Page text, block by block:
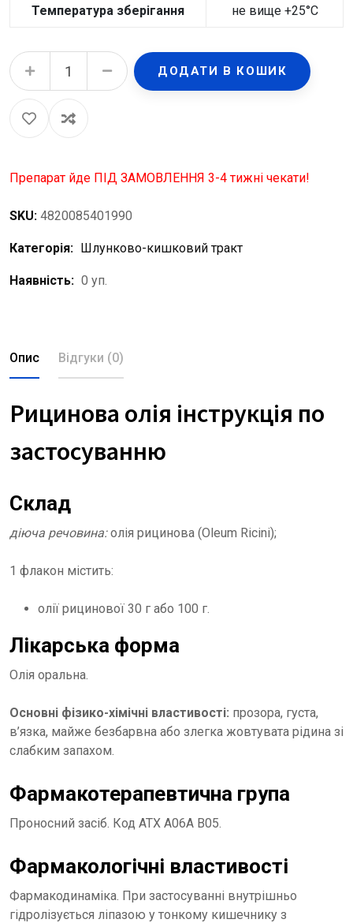
Температура зберiгання не вище +25°С
Рицинова олія 30 мл quantity
ДОДАТИ В КОШИК
Препарат йде ПІД ЗАМОВЛЕННЯ 3-4 тижні чекати!
SKU: 4820085401990
Категорія: Шлунково-кишковий тракт
Наявність: 0 уп.
Опис Відгуки (0)
Рицинова олія інструкція по
застосуванню
Склад
діюча речовина:олія рицинова (Oleum Ricini);
1 флакон містить:
олії рицинової 30 г або 100 г.
Лікарська форма
Олія оральна.
Основні фізико-хімічні властивості: прозора, густа,
в’язка, майже безбарвна або злегка жовтувата рідина зі
слабким запахом.
Фармакотерапевтична група
Проносний засіб. Код АТХ А06А В05.
Фармакологічні властивості
Фармакодинаміка. При застосуванні внутрішньо
гідролізується ліпазою у тонкому кишечнику з